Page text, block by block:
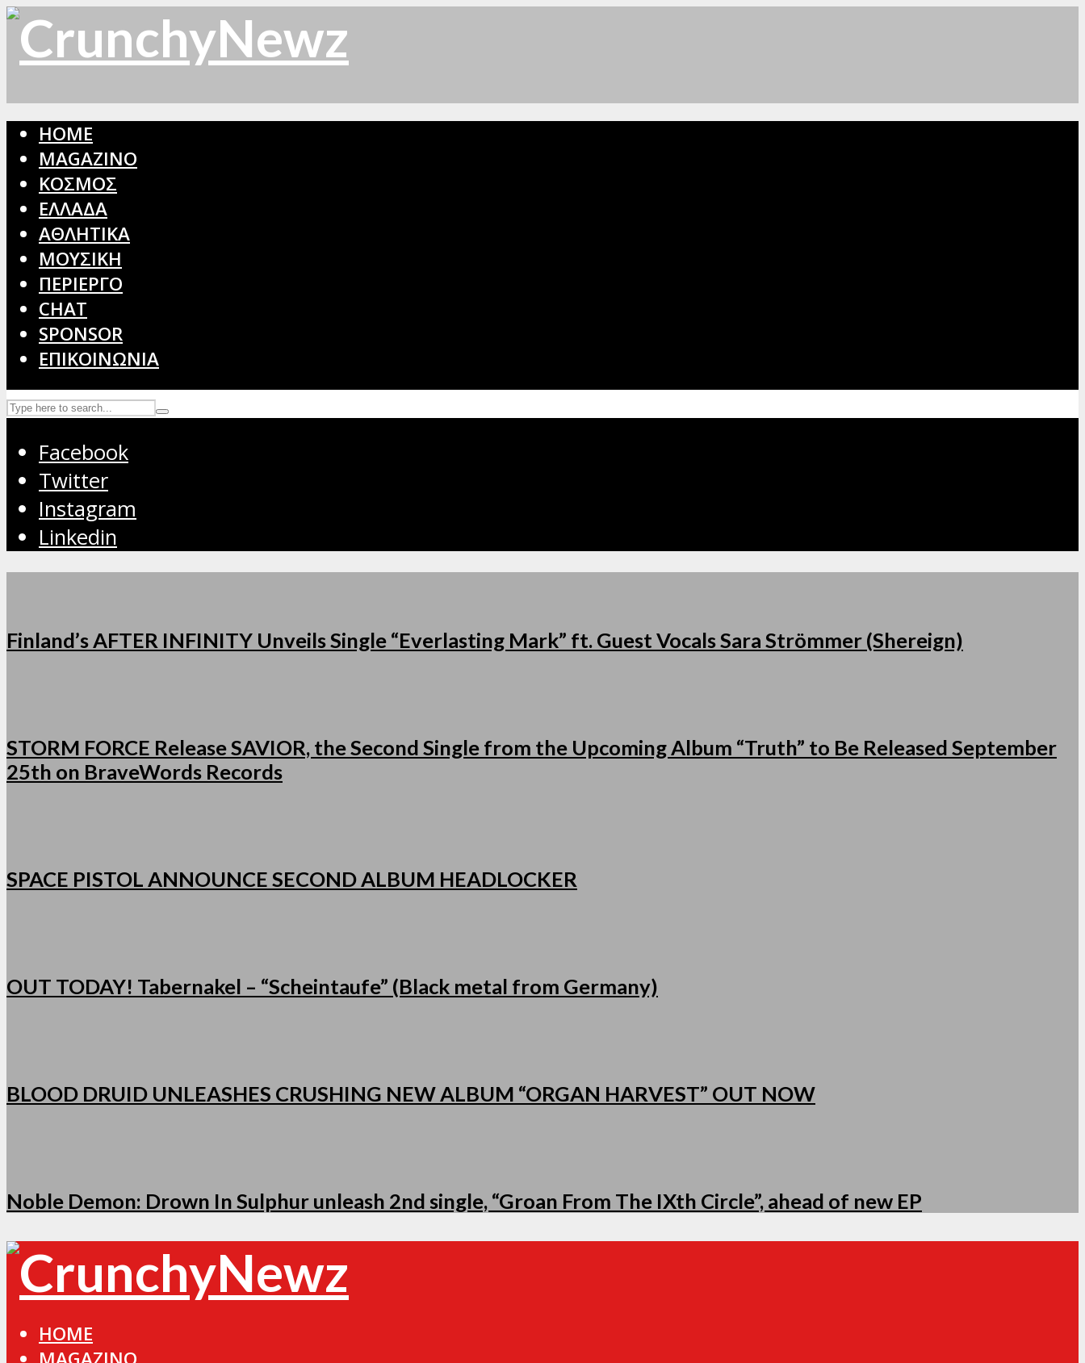
HOME
MAGAZINO
ΚΟΣΜΟΣ
ΕΛΛΑΔΑ
ΑΘΛΗΤΙΚΑ
ΜΟΥΣΙΚΗ
ΠΕΡΙΕΡΓΟ
CHAT
SPONSOR
ΕΠΙΚΟΙΝΩΝΙΑ
Facebook
Twitter
Instagram
Linkedin
Finland’s AFTER INFINITY Unveils Single “Everlasting Mark” ft. Guest Vocals Sara Strömmer (Shereign)
STORM FORCE Release SAVIOR, the Second Single from the Upcoming Album “Truth” to Be Released September
25th on BraveWords Records
SPACE PISTOL ANNOUNCE SECOND ALBUM HEADLOCKER
OUT TODAY! Tabernakel – “Scheintaufe” (Black metal from Germany)
BLOOD DRUID UNLEASHES CRUSHING NEW ALBUM “ORGAN HARVEST” OUT NOW
Noble Demon: Drown In Sulphur unleash 2nd single, “Groan From The IXth Circle”, ahead of new EP
HOME